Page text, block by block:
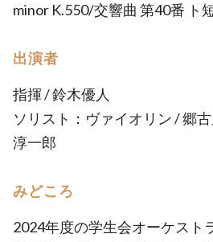
minor K.550/交響曲 第40番 ト
出演者
指揮 / 鈴木優人
ソリスト：ヴァイオリン / 郷
淳一郎
みどころ
2024年度の学生会オーケスト